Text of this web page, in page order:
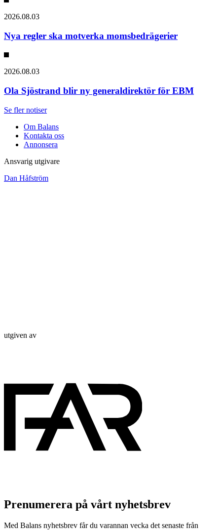
2026.08.03
Nya regler ska motverka momsbedrägerier
2026.08.03
Ola Sjöstrand blir ny generaldirektör för EBM
Se fler notiser
Om Balans
Kontakta oss
Annonsera
Ansvarig utgivare
Dan Håfström
utgiven av
Prenumerera på vårt nyhetsbrev
Med Balans nyhetsbrev får du varannan vecka det senaste från